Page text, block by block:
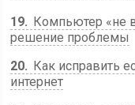
19
Компьютер «не
решение проблемы
20
Как исправить
интернет